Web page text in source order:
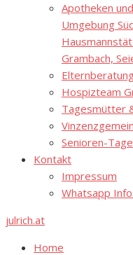
Apotheken
Umgebung
Grambach,
Hospizteam
Tagesmütter
Senioren-
Kontakt
Impressum
Whatsapp
julrich.at
Home